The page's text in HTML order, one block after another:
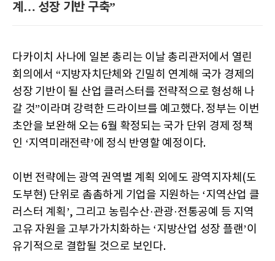
계… 성장 기반 구축”
다카이치 사나에 일본 총리는 이날 총리관저에서 열린
회의에서 “지방자치단체와 긴밀히 연계해 국가 경제의
성장 기반이 될 산업 클러스터를 전략적으로 형성해 나
갈 것”이라며 강력한 드라이브를 예고했다. 정부는 이번
초안을 보완해 오는 6월 확정되는 국가 단위 경제 정책
인 ‘지역미래전략’에 정식 반영할 예정이다.
이번 전략에는 광역 권역별 계획 외에도 광역지자체(도
도부현) 단위로 촘촘하게 기업을 지원하는 ‘지역산업 클
러스터 계획’, 그리고 농림수산·관광·전통공예 등 지역
고유 자원을 고부가가치화하는 ‘지방산업 성장 플랜’이
유기적으로 결합될 것으로 보인다.